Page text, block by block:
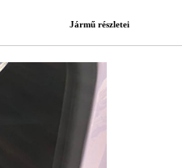
Jármű részletei